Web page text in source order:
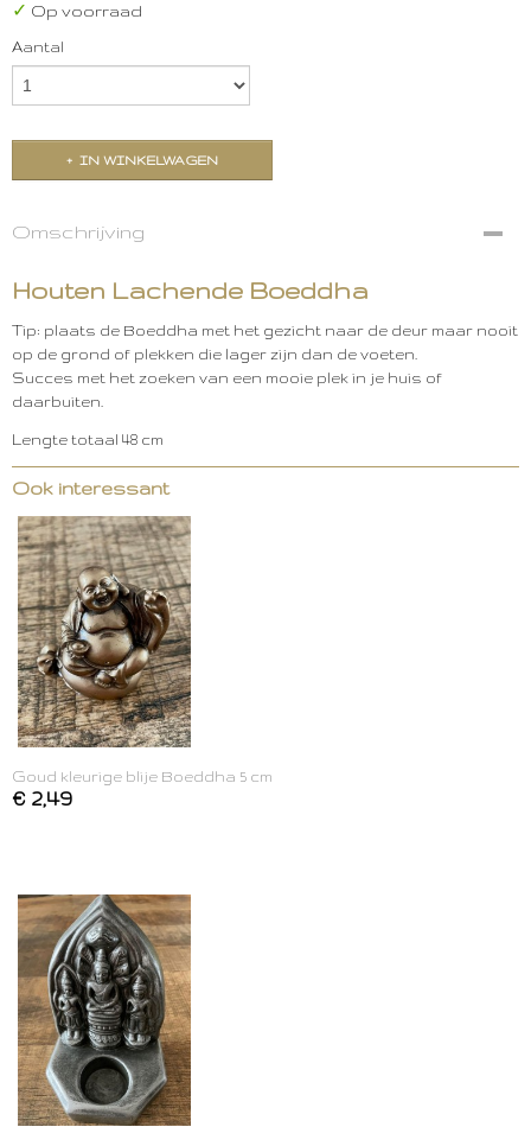
✓ Op voorraad
Aantal
IN WINKELWAGEN
Omschrijving
Houten Lachende Boeddha
Tip: plaats de Boeddha met het gezicht naar de deur maar nooit
op de grond of plekken die lager zijn dan de voeten.
Succes met het zoeken van een mooie plek in je huis of
daarbuiten.
Lengte totaal 48 cm
Ook interessant
Goud kleurige blije Boeddha 5 cm
€ 2,49